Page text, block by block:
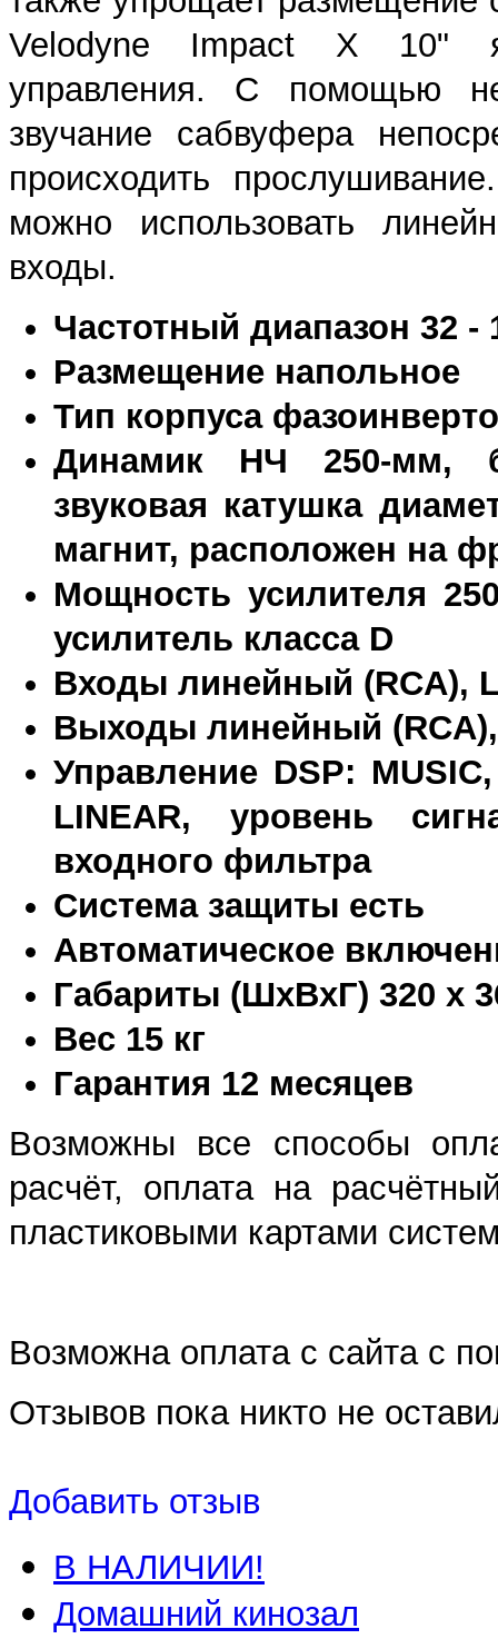
Velodyne Impact X 10"
управления. С помощью
звучание сабвуфера
происходить
можно использовать
входы.
Частотный диапазон 32 -
Размещение напольное
Тип корпуса
Динамик НЧ 250-мм,
звуковая катушка
магнит, расположен на
Мощность усилителя
усилитель класса D
Входы линейный (RCA),
Выходы линейный (RCA),
Управление DSP:
LINEAR, уровень
входного фильтра
Система защиты есть
Автоматическое
Габариты (ШхВхГ) 320 x
Вес 15 кг
Гарантия 12 месяцев
Возможны все способы
расчёт, оплата на
пластиковыми картами
Возможна оплата с сайта с
Отзывов пока никто не
Добавить отзыв
В НАЛИЧИИ!
Домашний кинозал